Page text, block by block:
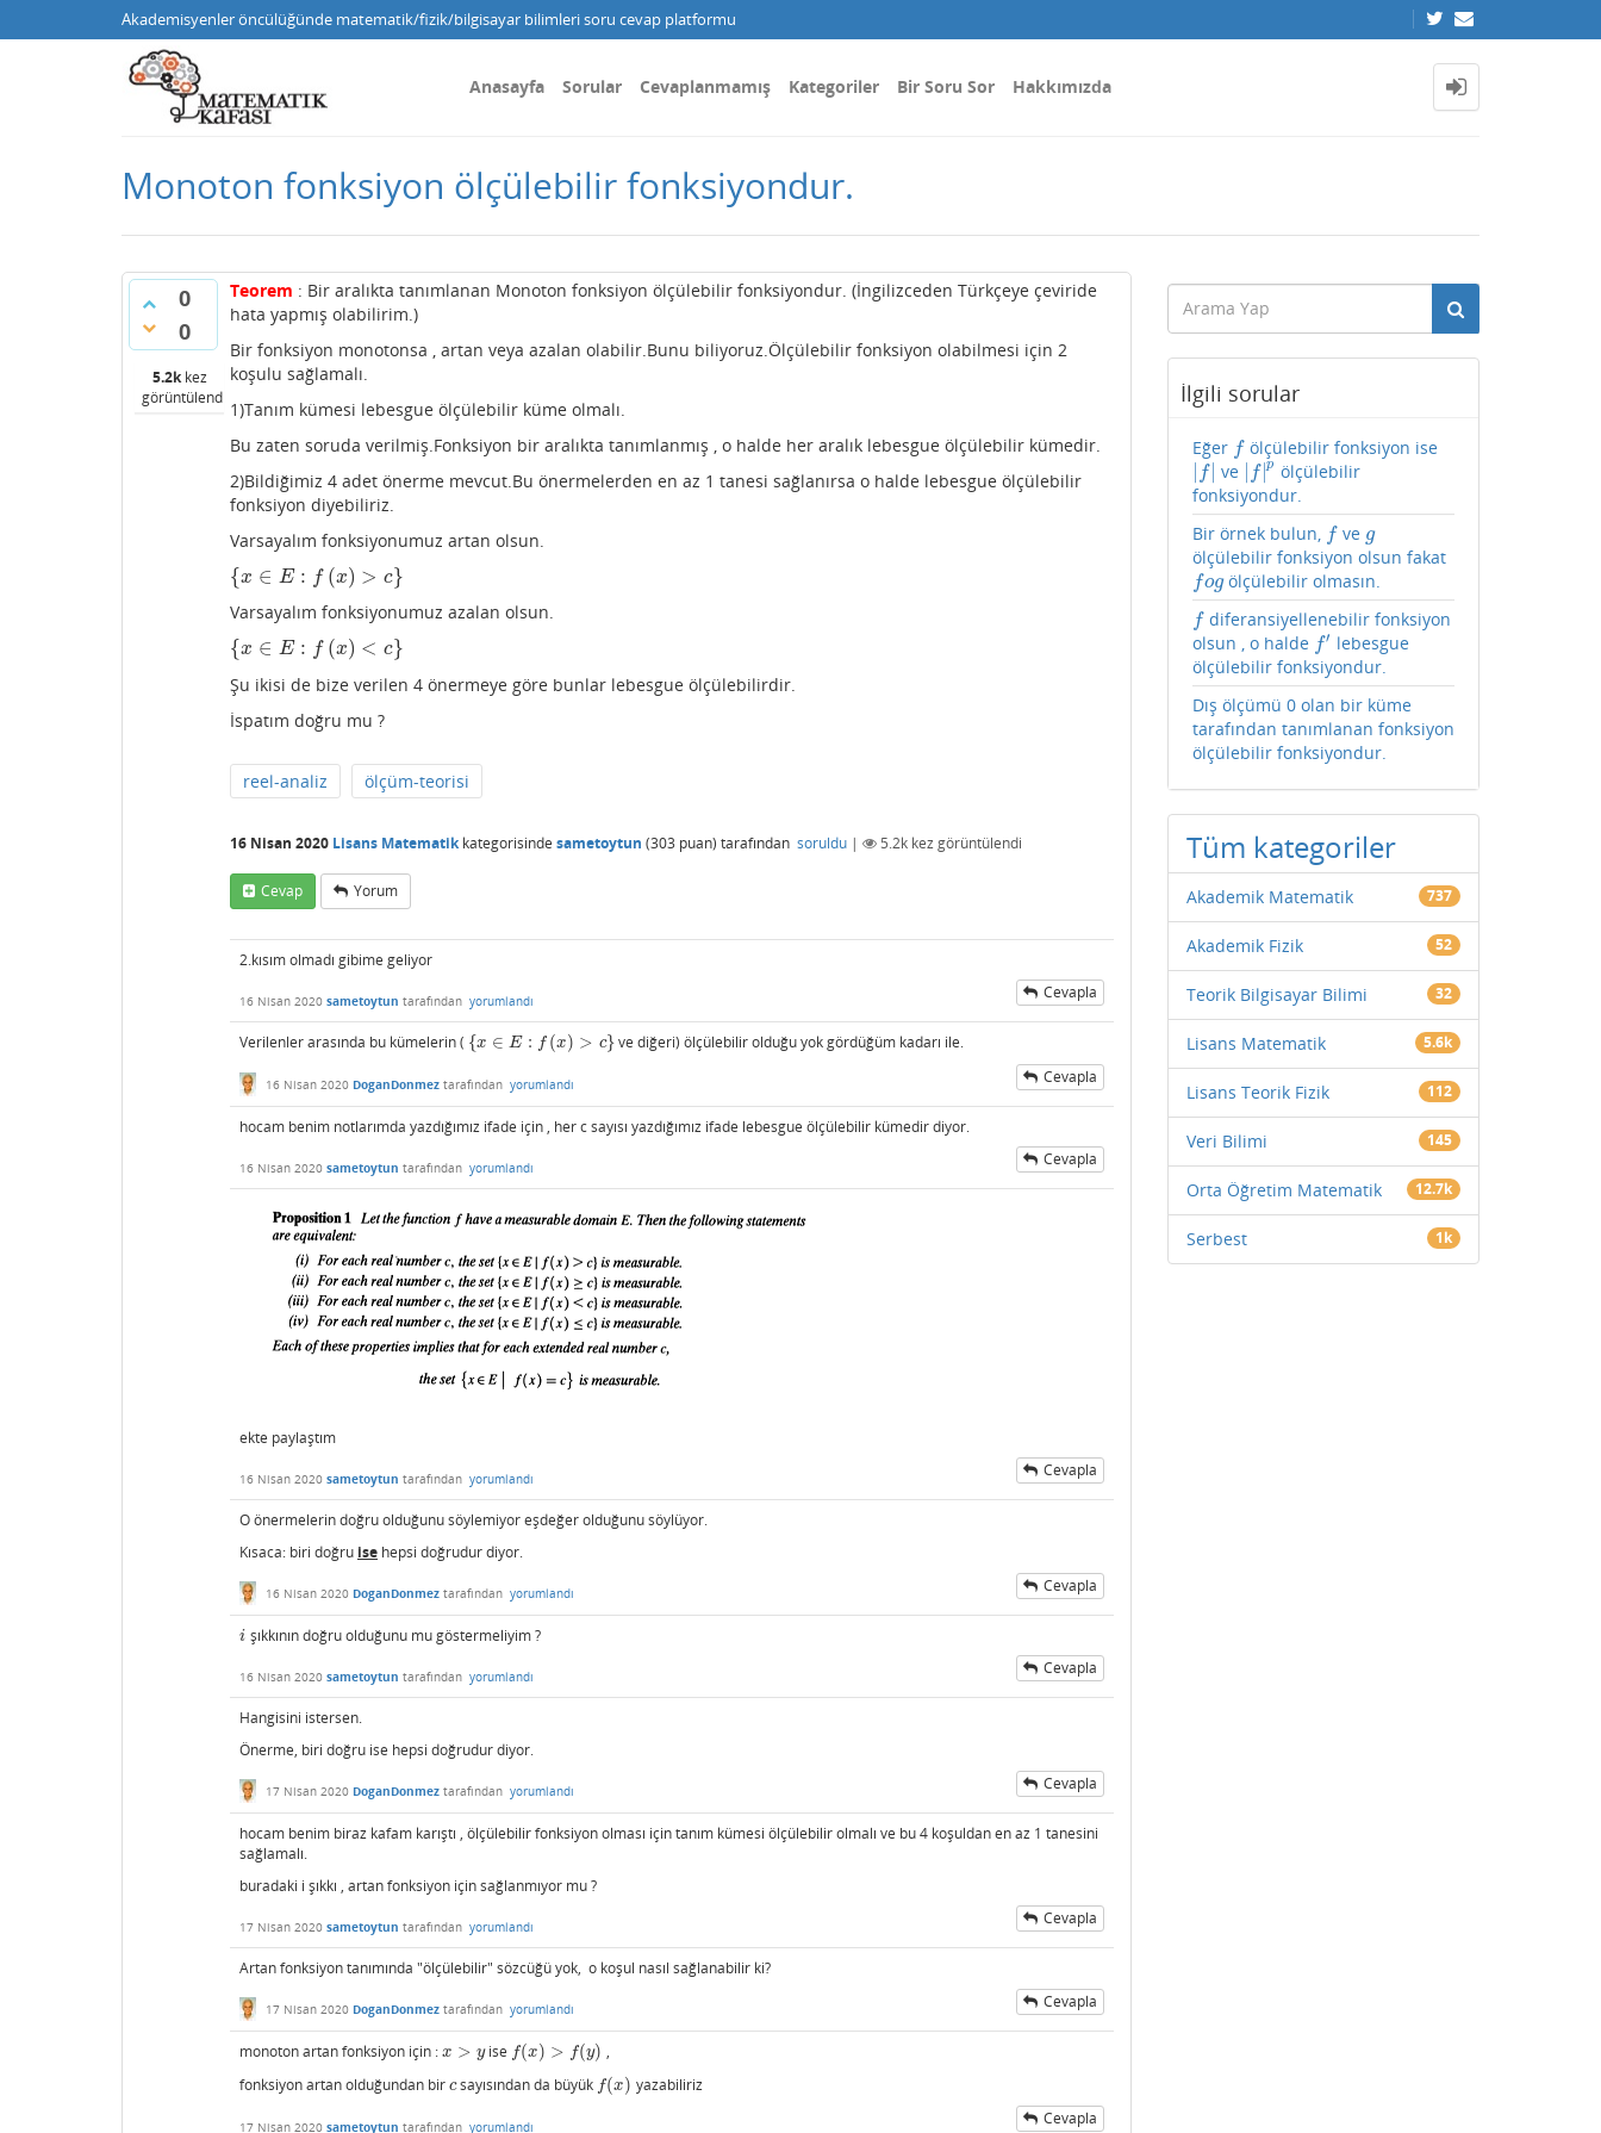
Akademisyenler öncülüğünde matematik/fizik/bilgisayar bilimleri soru cevap platformu
Anasayfa Sorular Cevaplanmamış Kategoriler Bir Soru Sor Hakkımızda
Monoton fonksiyon ölçülebilir fonksiyondur.
0
0
5.2kkez
görüntülendi
Teorem : Bir aralıkta tanımlanan Monoton fonksiyon ölçülebilir fonksiyondur. (İngilizceden Türkçeye çeviride
hata yapmış olabilirim.)
Bir fonksiyon monotonsa , artan veya azalan olabilir.Bunu biliyoruz.Ölçülebilir fonksiyon olabilmesi için 2
koşulu sağlamalı.
1)Tanım kümesi lebesgue ölçülebilir küme olmalı.
Bu zaten soruda verilmiş.Fonksiyon bir aralıkta tanımlanmış , o halde her aralık lebesgue ölçülebilir kümedir.
2)Bildiğimiz 4 adet önerme mevcut.Bu önermelerden en az 1 tanesi sağlanırsa o halde lebesgue ölçülebilir
fonksiyon diyebiliriz.
Varsayalım fonksiyonumuz artan olsun.
{x ∈ E : f (x) > c}
{x∈ E: (x) > }
Varsayalım fonksiyonumuz azalan olsun.
{x ∈ E : f (x) < c}
{ x∈ E: (x) < }
Şu ikisi de bize verilen 4 önermeye göre bunlar lebesgue ölçülebilirdir.
İspatım doğru mu ?
reel-analiz ölçüm-teorisi
16 Nisan 2020 Lisans Matematikkategorisinde sametoytun (303 puan) tarafından soruldu | 5.2k kez görüntülendi
Cevap Yorum
2.kısım olmadı gibime geliyor
16 Nisan 2020 sametoytun tarafından yorumlandı Cevapla
Verilenler arasında bu kümelerin ( {x ∈ E : f (x) > c}
{x∈ E: f(x) > c} ve diğeri) ölçülebilir olduğu yok gördüğüm kadarı ile.
16 Nisan 2020 DoganDonmez tarafından yorumlandı Cevapla
hocam benim notlarımda yazdığımız ifade için , her c sayısı yazdığımız ifade lebesgue ölçülebilir kümedir diyor.
16 Nisan 2020 sametoytun tarafından yorumlandı Cevapla
ekte paylaştım
16 Nisan 2020 sametoytun tarafından yorumlandı Cevapla
O önermelerin doğru olduğunu söylemiyor eşdeğer olduğunu söylüyor.
Kısaca: biri doğru ise hepsi doğrudur diyor.
16 Nisan 2020 DoganDonmez tarafından yorumlandı Cevapla
i
i şıkkının doğru olduğunu mu göstermeliyim ?
16 Nisan 2020 sametoytun tarafından yorumlandı Cevapla
Hangisini istersen.
Önerme, biri doğru ise hepsi doğrudur diyor.
17 Nisan 2020 DoganDonmez tarafından yorumlandı Cevapla
hocam benim biraz kafam karıştı , ölçülebilir fonksiyon olması için tanım kümesi ölçülebilir olmalı ve bu 4 koşuldan en az 1 tanesini
sağlamalı.
buradaki i şıkkı , artan fonksiyon için sağlanmıyor mu ?
17 Nisan 2020 sametoytun tarafından yorumlandı Cevapla
Artan fonksiyon tanımında "ölçülebilir" sözcüğü yok, o koşul nasıl sağlanabilir ki?
17 Nisan 2020 DoganDonmez tarafından yorumlandı Cevapla
monoton artan fonksiyon için : x > y
x> y ise f(x) > f(y)
f(x)>f y)
,
fonksiyon artan olduğundan bir c
csayısından da büyük f(x)
f(x) yazabiliriz
17 Nisan 2020 sametoytun tarafından yorumlandı Cevapla
İlgili sorular
Eğer f
f ölçülebilir fonksiyon ise
f|
f| ve f|p
f|p ölçülebilir
fonksiyondur.
Bir örnek bulun, f
f ve g
g
ölçülebilir fonksiyon olsun fakat
fog
fog ölçülebilir olmasın.
f
f diferansiyellenebilir fonksiyon
olsun , o halde f′
f′
lebesgue
ölçülebilir fonksiyondur.
Dış ölçümü 0 olan bir küme
tarafından tanımlanan fonksiyon
ölçülebilir fonksiyondur.
Tüm kategoriler
Akademik Matematik 737
Akademik Fizik 52
Teorik Bilgisayar Bilimi 32
Lisans Matematik 5.6k
Lisans Teorik Fizik 112
Veri Bilimi 145
Orta Öğretim Matematik 12.7k
Serbest 1k